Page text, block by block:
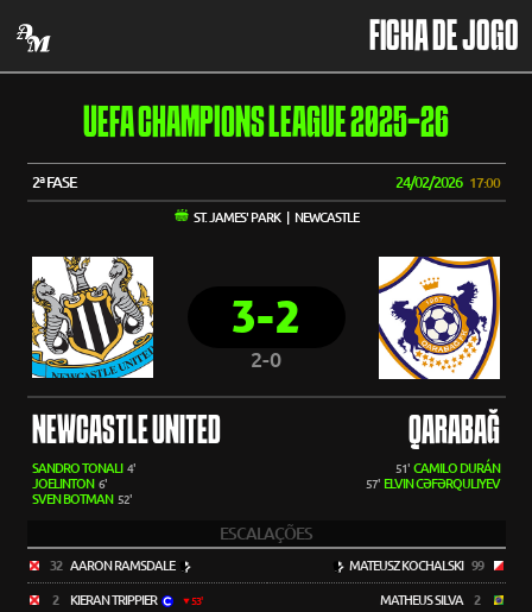
FICHA DE JOGO
UEFA CHAMPIONS LEAGUE 2025-26
2ª FASE 24/02/2026 17:00
ST. JAMES' PARK | NEWCASTLE
3-2
2-0
NEWCASTLE UNITED QARABAĞ
SANDRO TONALI 4'
JOELINTON 6'
SVEN BOTMAN 52'
51' CAMILO DURÁN
57' ELVIN CƏFƏRQULIYEV
ESCALAÇÕES
32 AARON RAMSDALE
2 KIERAN TRIPPIER 53'
MATEUSZ KOCHALSKI 99
MATHEUS SILVA 2